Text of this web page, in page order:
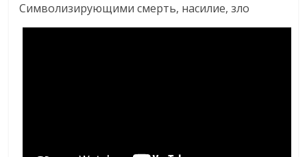
Символизирующими смерть, насилие, зло